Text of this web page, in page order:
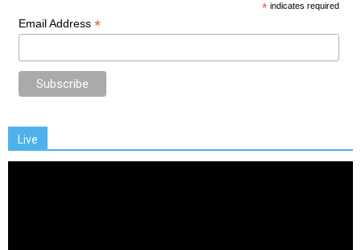
* indicates required
Email Address *
Live